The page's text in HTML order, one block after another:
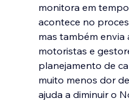
monitora em
acontece no
mas também envia
motoristas e
planejamento de
muito menos dor
ajuda a diminuir o